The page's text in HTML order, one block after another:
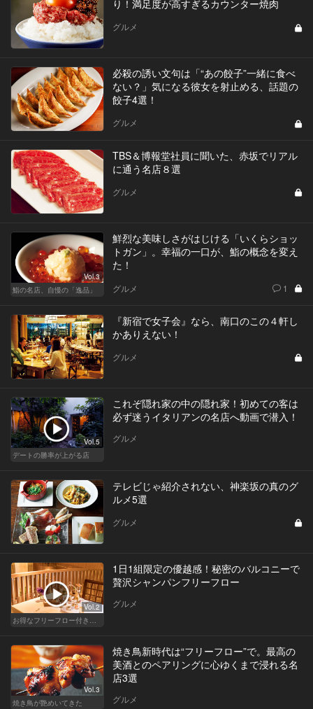
り！満足度が高すぎるカウンター焼肉
グルメ
必殺の誘い文句は「“あの餃子”一緒に食べ
ない？」気になる彼女を射止める、話題の
餃子4選！
グルメ
TBS＆博報堂社員に聞いた、赤坂でリアル
に通う名店８選
グルメ
Vol.3
鮨の名店、自慢の「逸品」
鮮烈な美味しさがはじける「いくらショッ
トガン」。幸福の一口が、鮨の概念を変え
た！
グルメ 1
『新宿で女子会』なら、南口のこの４軒し
かありえない！
グルメ
Vol.5
デートの勝率が上がる店
これぞ隠れ家の中の隠れ家！初めての客は
必ず迷うイタリアンの名店へ動画で潜入！
グルメ
テレビじゃ紹介されない、神楽坂の真のグ
ルメ5選
グルメ
Vol.2
お得なフリーフロー付きで料理が美味しいレストラン
1日1組限定の優越感！秘密のバルコニーで
贅沢シャンパンフリーフロー
グルメ
Vol.3
焼き鳥が艶めいてきた
焼き鳥新時代は“フリーフロー”で。最高の
美酒とのペアリングに心ゆくまで浸れる名
店3選
グルメ